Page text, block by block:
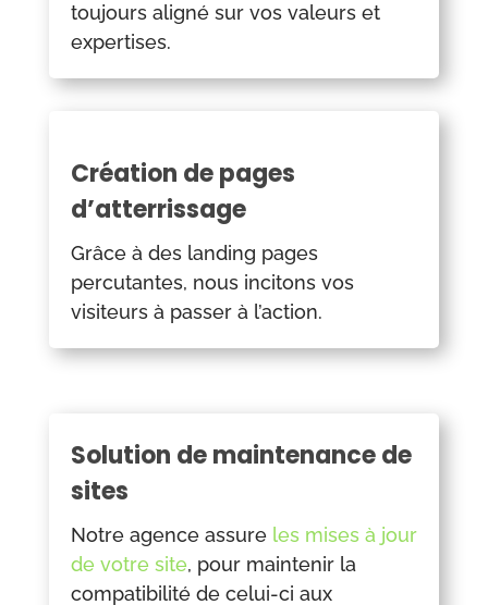
toujours aligné sur vos valeurs et
expertises.
Création de pages
d’atterrissage
Grâce à des landing pages
percutantes, nous incitons vos
visiteurs à passer à l’action.
Solution de maintenance de
sites
Notre agence assure les mises à jour
de votre site, pour maintenir la
compatibilité de celui-ci aux